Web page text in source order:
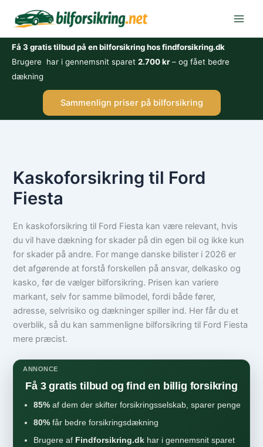
Få 3 gratis tilbud på en bilforsikring hos findforsikring.dk
Brugere har i gennemsnit sparet 2.700 kr– og fået bedre
dækning
Sammenlign priser på bilforsikring
Kaskoforsikring til Ford
Fiesta
En kaskoforsikring til Ford Fiesta kan være relevant, hvis
du vil have dækning for skader på din egen bil og ikke kun
for skader på andre. For mange danske bilister i 2026 er
det afgørende at forstå forskellen på ansvar, delkasko og
kasko, før de vælger bilforsikring. Prisen kan variere
markant, selv for samme bilmodel, fordi både fører,
adresse, selvrisiko og dækninger spiller ind. Her får du et
overblik, så du kan sammenligne bilforsikring til Ford Fiesta
mere præcist.
ANNONCE
Få 3 gratis tilbud og find en billig forsikring
85% af dem der skifter forsikringsselskab, sparer penge
80% får bedre forsikringsdækning
Brugere af Findforsikring.dk har i gennemsnit sparet